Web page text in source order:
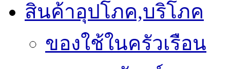
สินค้าอุปโภค,บริโภค
ของใช้ในครัวเรือน